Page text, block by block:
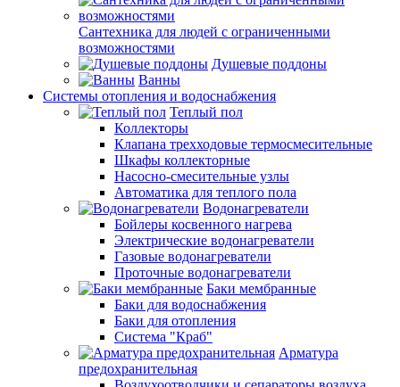
Сантехника для людей с ограниченными
возможностями
Душевые поддоны
Ванны
Системы отопления и водоснабжения
Теплый пол
Коллекторы
Клапана трехходовые термосмесительные
Шкафы коллекторные
Насосно-смесительные узлы
Автоматика для теплого пола
Водонагреватели
Бойлеры косвенного нагрева
Электрические водонагреватели
Газовые водонагреватели
Проточные водонагреватели
Баки мембранные
Баки для водоснабжения
Баки для отопления
Система "Краб"
Арматура
предохранительная